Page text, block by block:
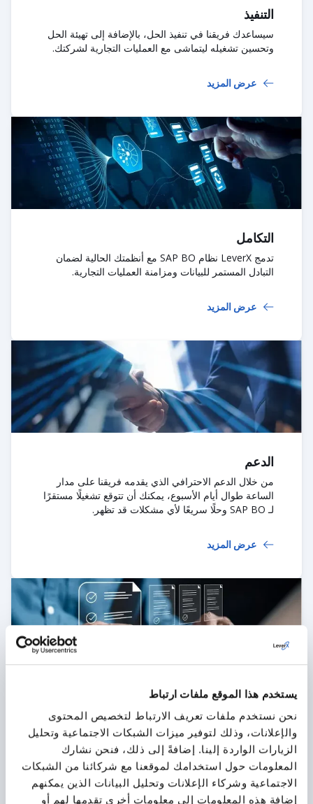
يستخدم هذا الموقع ملفات ارتباط
نحن نستخدم ملفات تعريف الارتباط لتخصيص المحتوى
والإعلانات، وذلك لتوفير ميزات الشبكات الاجتماعية وتحليل
الزيارات الواردة إلينا. إضافةً إلى ذلك، فنحن نشارك
المعلومات حول استخدامك لموقعنا مع شركائنا من الشبكات
الاجتماعية وشركاء الإعلانات وتحليل البيانات الذين يمكنهم
إضافة هذه المعلومات إلى معلومات أخرى تقدمها لهم أو
التنفيذ
سيساعدك فريقنا في تنفيذ الحل، بالإضافة إلى تهيئة الحل
وتحسين تشغيله ليتماشى مع العمليات التجارية لشركتك.
عرض المزيد
التكامل
تدمج LeverX نظام SAP BO مع أنظمتك الحالية لضمان
التبادل المستمر للبيانات ومزامنة العمليات التجارية.
عرض المزيد
الدعم
من خلال الدعم الاحترافي الذي يقدمه فريقنا على مدار
الساعة طوال أيام الأسبوع، يمكنك أن تتوقع تشغيلًا مستقرًا
لـ SAP BO وحلًا سريعًا لأي مشكلات قد تظهر.
عرض المزيد
إدارة التطبيقات
سنساعدك على تحقيق أقصى استفادة من SAP BO من
خلال تحسين الحل وتحسينه باستمرار، بالإضافة إلى مراقبة
أدائه وتكييفه مع احتياجات عملك.
عرض المزيد